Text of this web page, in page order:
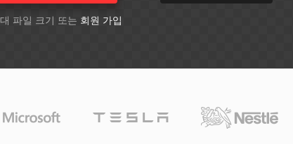
파일 크기 또는 회원 가입